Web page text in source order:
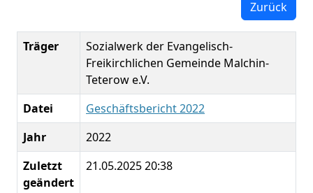
Zurück
Träger
Sozialwerk der Evangelisch-
Freikirchlichen Gemeinde Malchin-
Teterow e.V.
Datei
Geschäftsbericht 2022
Jahr
2022
Zuletzt
geändert
21.05.2025 20:38